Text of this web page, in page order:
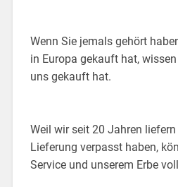
Wenn Sie jemals gehört
in Europa gekauft hat,
uns gekauft hat.
Weil wir seit 20 Jahren
Lieferung verpasst haben,
Service und unserem Erbe